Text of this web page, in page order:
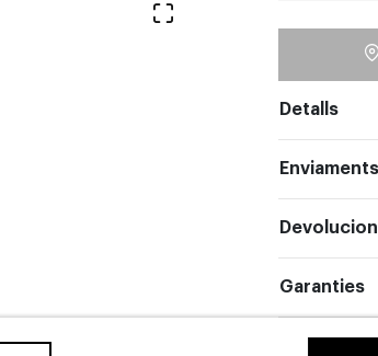
Veure en pantalla
Detalls
Enviaments
Garanties